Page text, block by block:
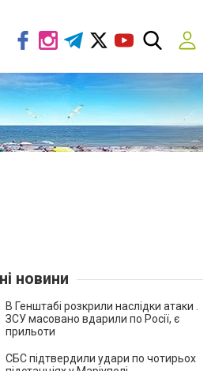
новини
В Генштабі розкрили наслідки атаки .
ЗСУ масовано вдарили по Росії, є
прильоти
СБС підтвердили удари по чотирьох